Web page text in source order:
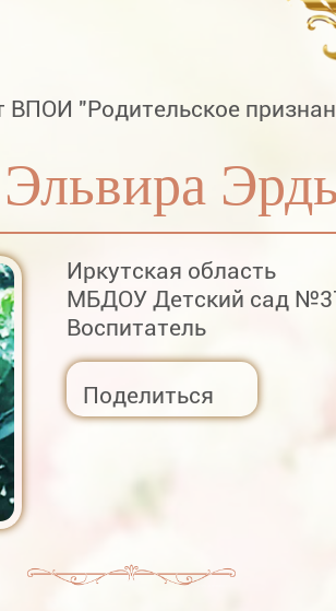
ВПОИ "Родительское
Иркутская область
МБДОУ Детский сад
Воспитатель
Поделиться